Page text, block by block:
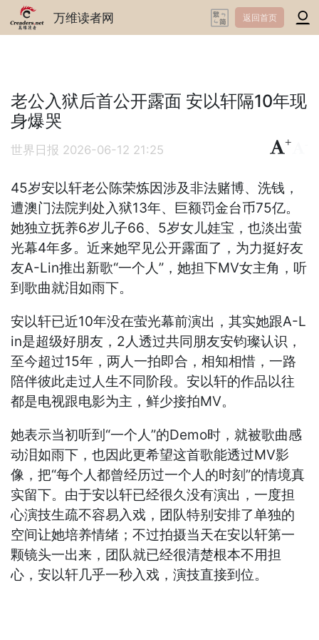
万维读者网 返回首页
老公入狱后首公开露面 安以轩隔10年现
身爆哭
世界日报 2026-06-12 21:25
+
45岁安以轩老公陈荣炼因涉及非法赌博、洗钱，
遭澳门法院判处入狱13年、巨额罚金台币75亿。
她独立抚养6岁儿子66、5岁女儿娃宝，也淡出萤
光幕4年多。近来她罕见公开露面了，为力挺好友
友A-Lin推出新歌“一个人”，她担下MV女主角，听
到歌曲就泪如雨下。
安以轩已近10年没在萤光幕前演出，其实她跟A-L
in是超级好朋友，2人透过共同朋友安钧璨认识，
至今超过15年，两人一拍即合，相知相惜，一路
陪伴彼此走过人生不同阶段。安以轩的作品以往
都是电视跟电影为主，鲜少接拍MV。
她表示当初听到“一个人”的Demo时，就被歌曲感
动泪如雨下，也因此更希望这首歌能透过MV影
像，把“每个人都曾经历过一个人的时刻”的情境真
实留下。由于安以轩已经很久没有演出，一度担
心演技生疏不容易入戏，团队特别安排了单独的
空间让她培养情绪；不过拍摄当天在安以轩第一
颗镜头一出来，团队就已经很清楚根本不用担
心，安以轩几乎一秒入戏，演技直接到位。